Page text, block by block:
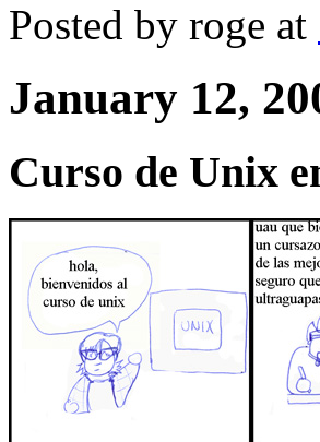
Posted by roge at
January 12,
Curso de Unix